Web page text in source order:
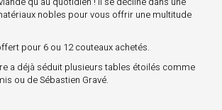
nobles pour vous offrir une multitude
pour 6 ou 12 couteaux achetés.
a déjà séduit plusieurs tables étoilés comme
ou de Sébastien Gravé.